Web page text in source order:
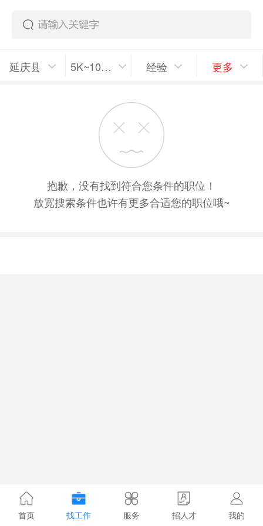
延庆县 5K~10K/月 经验 更多
抱歉，没有找到符合您条件的职位！
放宽搜索条件也许有更多合适您的职位哦~
首页 找工作 服务 招人才 我的